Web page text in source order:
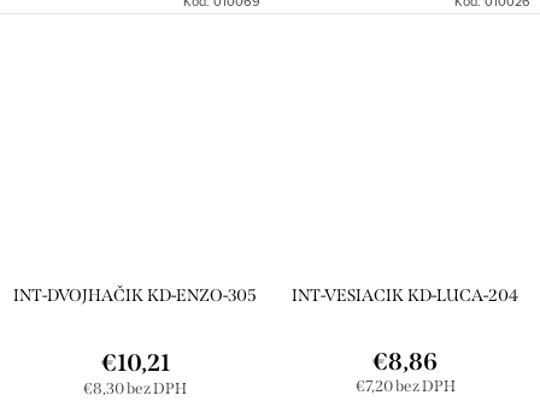
INT-DVOJHAČIK KD-ENZO-305
€8,30 bez DPH
€10,21
INT-VESIACIK KD-LUCA-204
€7,20 bez DPH
€8,86